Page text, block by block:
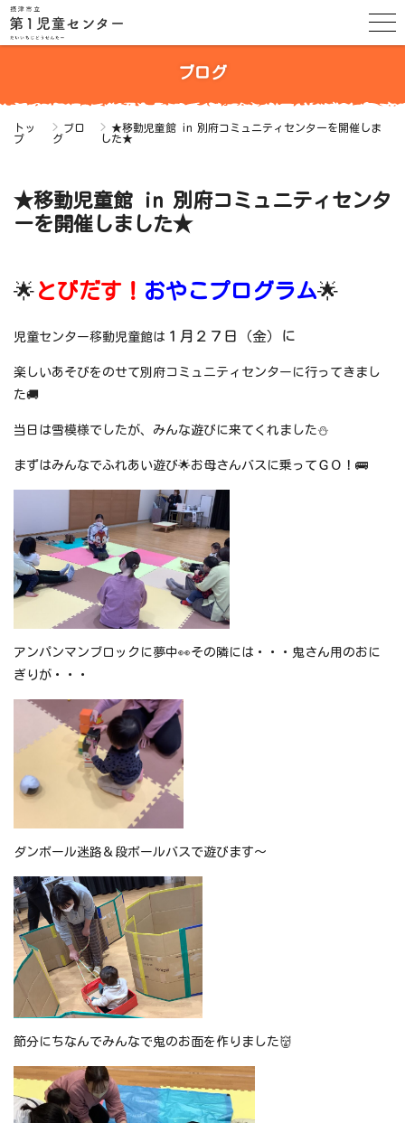
ブログ
トッ
プ
ブロ
グ
★移動児童館 in 別府コミュニティセンターを開催しま
した★
★移動児童館 in 別府コミュニティセンタ
ーを開催しました★
🌟 とびだす！ おやこプログラム🌟
児童センター移動児童館は １月２７日（金）に
楽しいあそびをのせて別府コミュニティセンターに行ってきまし
た🚚
当日は雪模様でしたが、みんな遊びに来てくれました⛄
まずはみんなでふれあい遊び🌟お母さんバスに乗ってＧＯ！🚌
アンパンマンブロックに夢中👀その隣には・・・鬼さん用のおに
ぎりが・・・
ダンボール迷路＆段ボールバスで遊びます～
節分にちなんでみんなで鬼のお面を作りました👹